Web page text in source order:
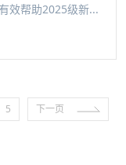
效帮助2025级新...
5 下一页